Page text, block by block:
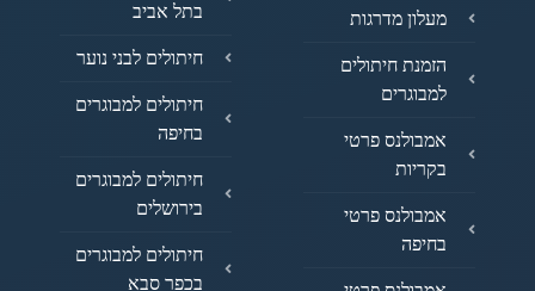
מעלון מדרגות
הזמנת חיתולים
למבוגרים
אמבולנס פרטי
בקריות
אמבולנס פרטי
בחיפה
בתל אביב
חיתולים לבני נוער
חיתולים למבוגרים
בחיפה
חיתולים למבוגרים
בירושלים
חיתולים למבוגרים
בכפר סבא